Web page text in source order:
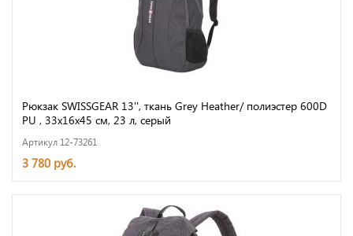
Рюкзак SWISSGEAR 13'', ткань Grey Heather/ полиэстер 600D
PU , 33х16х45 см, 23 л, серый
Артикул 12-73261
3 780 руб.